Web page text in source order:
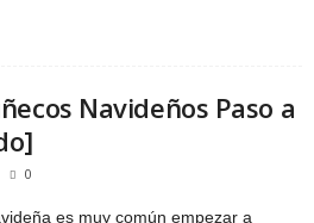
Navideños Paso a
0
es muy común empezar a